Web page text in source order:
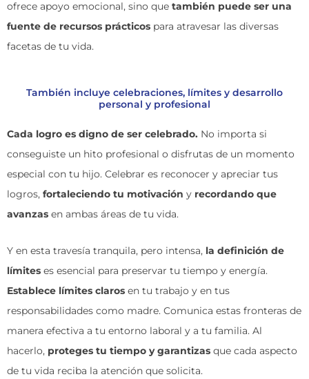
ofrece apoyo emocional, sino que también puede ser una
fuente de recursos prácticos para atravesar las diversas
facetas de tu vida.
También incluye celebraciones, límites y desarrollo
personal y profesional
Cada logro es digno de ser celebrado. No importa si
conseguiste un hito profesional o disfrutas de un momento
especial con tu hijo. Celebrar es reconocer y apreciar tus
logros, fortaleciendo tu motivación y recordando que
avanzas en ambas áreas de tu vida.
Y en esta travesía tranquila, pero intensa, la definición de
límites es esencial para preservar tu tiempo y energía.
Establece límites claros en tu trabajo y en tus
responsabilidades como madre. Comunica estas fronteras de
manera efectiva a tu entorno laboral y a tu familia. Al
hacerlo, proteges tu tiempo y garantizas que cada aspecto
de tu vida reciba la atención que solicita.